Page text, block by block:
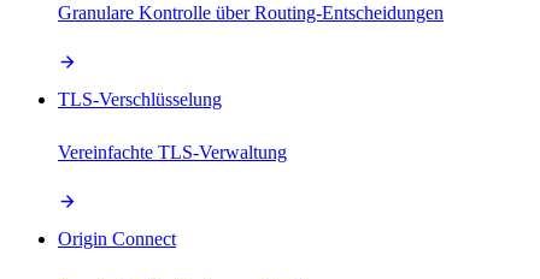
Granulare Kontrolle über Routing-Entscheidungen
TLS-Verschlüsselung
Vereinfachte TLS-Verwaltung
Origin Connect